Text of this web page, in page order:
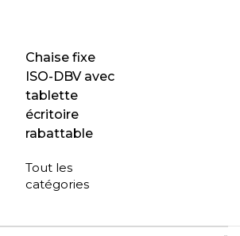
Chaise fixe
ISO-DBV avec
tablette
écritoire
rabattable
Tout les
catégories